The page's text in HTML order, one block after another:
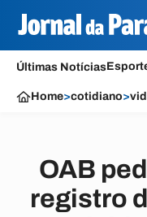
Últimas Notícias
Home>cotidiano>
OAB
registro